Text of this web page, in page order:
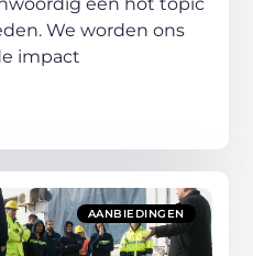
een hot topic
We worden ons
impact
AANBIEDINGEN